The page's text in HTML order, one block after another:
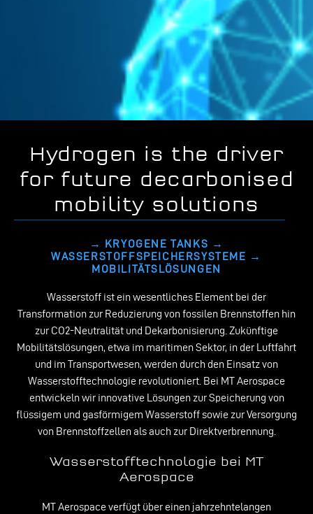
Hydrogen is the driver
for future decarbonised
mobility solutions
→ KRYOGENE TANKS →
WASSERSTOFFSPEICHERSYSTEME →
MOBILITÄTSLÖSUNGEN
Wasserstoff ist ein wesentliches Element bei der
Transformation zur Reduzierung von fossilen Brennstoffen hin
zur CO2-Neutralität und Dekarbonisierung. Zukünftige
Mobilitätslösungen, etwa im maritimen Sektor, in der Luftfahrt
und im Transportwesen, werden durch den Einsatz von
Wasserstofftechnologie revolutioniert. Bei MT Aerospace
entwickeln wir innovative Lösungen zur Speicherung von
flüssigem und gasförmigem Wasserstoff sowie zur Versorgung
von Brennstoffzellen als auch zur Direktverbrennung.
Wasserstofftechnologie bei MT
Aerospace
MT Aerospace verfügt über einen jahrzehntelangen